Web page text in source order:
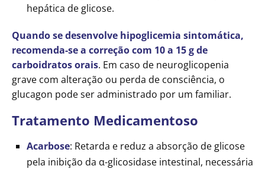
hepática de glicose.
Quando se desenvolve hipoglicemia sintomática,
recomenda-se a correção com 10 a 15 g de
carboidratos orais. Em caso de neuroglicopenia
grave com alteração ou perda de consciência, o
glucagon pode ser administrado por um familiar.
Tratamento Medicamentoso
Acarbose: Retarda e reduz a absorção de glicose
pela inibição da α-glicosidase intestinal, necessária